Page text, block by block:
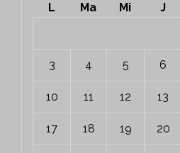
L Ma Mi J
3 4 5 6
10 11 12 13
17 18 19 20